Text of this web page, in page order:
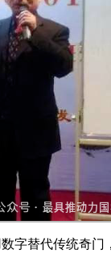
字替代传统奇